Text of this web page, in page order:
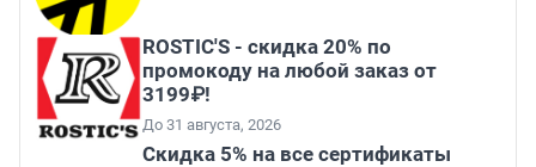
ROSTIC'S - скидка 20% по
промокоду на любой заказ от
3199₽!
До 31 августа, 2026
Скидка 5% на все сертификаты